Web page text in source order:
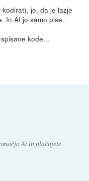
je, da je lazje
In AI jo samo pise..
kode...
Ai in plačujete